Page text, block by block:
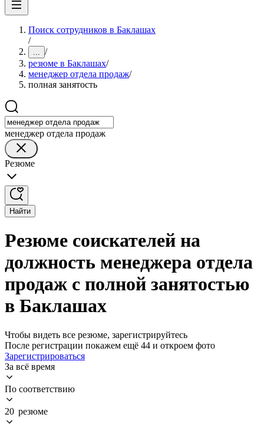
Поиск сотрудников в Баклашах
/
... /
резюме в Баклашах/
менеджер отдела продаж/
полная занятость
менеджер отдела продаж
Резюме
Найти
Резюме соискателей на
должность менеджера отдела
продаж с полной занятостью
в Баклашах
Чтобы видеть все резюме, зарегистрируйтесь
После регистрации покажем ещё 44 и откроем фото
Зарегистрироваться
За всё время
По соответствию
20 резюме